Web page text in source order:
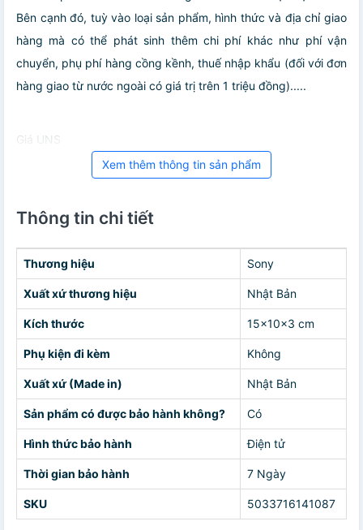
Bên cạnh đó, tuỳ vào loại sản phẩm, hình thức và địa chỉ giao
hàng mà có thể phát sinh thêm chi phí khác như phí vận
chuyển, phụ phí hàng cồng kềnh, thuế nhập khẩu (đối với đơn
hàng giao từ nước ngoài có giá trị trên 1 triệu đồng).....
Giá UNS
Xem thêm thông tin sản phẩm
Thông tin chi tiết
Thương hiệu Sony
Xuất xứ thương hiệu Nhật Bản
Kích thước 15x10x3 cm
Phụ kiện đi kèm Không
Xuất xứ (Made in) Nhật Bản
Sản phẩm có được bảo hành không? Có
Hình thức bảo hành Điện tử
Thời gian bảo hành 7 Ngày
SKU 5033716141087